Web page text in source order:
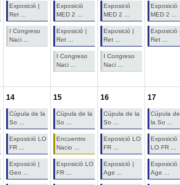
Exposició |
Ret ...
I Congreso
Naci ...
Exposició
MED 2 ...
Exposició |
Ret ...
I Congreso
Naci ...
Exposició
MED 2 ...
Exposició |
Ret ...
I Congreso
Naci ...
Exposició
MED 2 ...
Exposició
Ret ...
14
Cúpula de la
So ...
Exposició LO
FR ...
Exposició |
Geo ...
15
Cúpula de la
So ...
Encuentro
Nacio ...
Exposició LO
FR ...
16
Cúpula de la
So ...
Exposició LO
FR ...
Exposició |
Age ...
17
Cúpula de
la So ...
Exposició
LO FR ...
Exposició
Age ...